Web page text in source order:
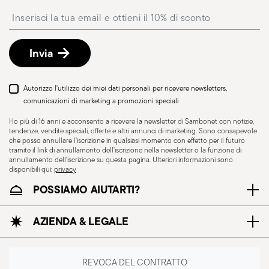
presso Punto di Ritiro, selezionabile al checkout.
Reso gratuito entro 30 giornidalla data di
spedizione/fatturazione seguendo la procedura
indicata nella pagina
Invia
Autorizzo l'utilizzo dei miei dati personali per ricevere newsletters,
comunicazioni di marketing a promozioni speciali
Ho più di 16 anni e acconsento a ricevere la newsletter di Sambonet con notizie,
tendenze, vendite speciali, offerte e altri annunci di marketing. Sono consapevole
che posso annullare l'iscrizione in qualsiasi momento con effetto per il futuro
tramite il link di annullamento dell'iscrizione nella newsletter o la funzione di
annullamento dell'iscrizione su questa pagina. Ulteriori informazioni sono
disponibili qui:privacy
POSSIAMO AIUTARTI?
AZIENDA & LEGALE
REVOCA DEL CONTRATTO